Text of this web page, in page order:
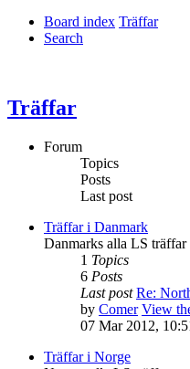
Board index Träffar
Search
Träffar
Forum
Topics
Posts
Last post
Träffar i Danmark
Danmarks alla LS träffar
1 Topics
6 Posts
Last post Re:
by Comer View
07 Mar 2012,
Träffar i Norge